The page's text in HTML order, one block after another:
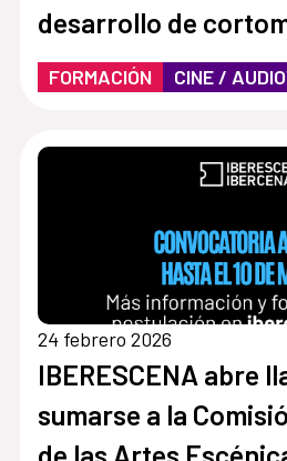
desarrollo de
FORMACIÓN CINE /
24 febrero 2026
IBERESCENA abre
sumarse a la